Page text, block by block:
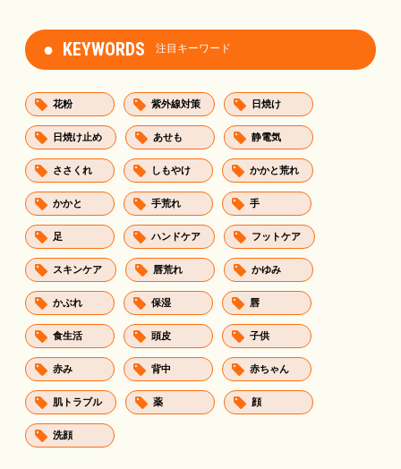
KEYWORDS 注目キーワード
花粉 紫外線対策 日焼け
日焼け止め あせも 静電気
ささくれ しもやけ かかと荒れ
かかと 手荒れ 手
足 ハンドケア フットケア
スキンケア 唇荒れ かゆみ
かぶれ 保湿 唇
食生活 頭皮 子供
赤み 背中 赤ちゃん
肌トラブル 薬 顔
洗顔